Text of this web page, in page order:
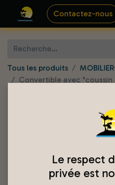
Contactez-nous
Tous les produits
Convertible avec
Le respect
privée est